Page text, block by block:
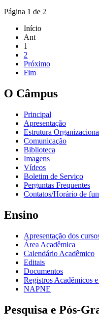
Página 1 de 2
Início
Ant
1
2
Próximo
Fim
O Câmpus
Principal
Apresentação
Estrutura
Comunicação
Biblioteca
Imagens
Vídeos
Boletim de Serviço
Perguntas Frequentes
Contatos/Horário de
Ensino
Apresentação dos
Área Acadêmica
Calendário Acadêmico
Editais
Documentos
Registros Acadêmicos
NAPNE
Pesquisa e Pós-